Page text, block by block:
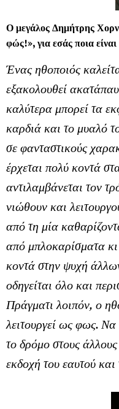
Ο μεγάλος Δημήτρης Χορν
φώς!», για εσάς ποια
Ένας ηθοποιός
εξακολουθεί
καλύτερα μπορεί τα
καρδιά και το μυαλό
σε φανταστικούς
έρχεται πολύ κοντά
αντιλαμβάνεται τον
νιώθουν και
από τη μία
από μπλοκαρίσματα
κοντά στην ψυχή
οδηγείται όλο και
Πράγματι λοιπόν, ο
λειτουργεί ως φως. Να
το δρόμο στους άλλους
εκδοχή του εαυτού